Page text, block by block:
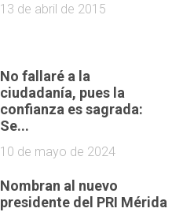
13 de abril de 2015
No fallaré a la
ciudadanía, pues la
confianza es sagrada:
Se...
10 de mayo de 2024
Nombran al nuevo
presidente del PRI Mérida